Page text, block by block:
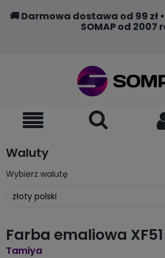
🚚 Darmowa dostawa od 99 zł
SOMAP od 2007
Waluty
Wybierz walutę
Farba emaliowa
Tamiya